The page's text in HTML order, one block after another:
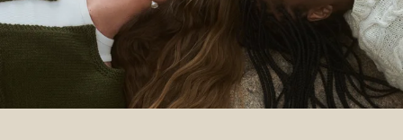
Nalle
Wonder Wool
Hehku
1 = ohuin, 7 = paksuin
1. Lace
2. 4-ply
3. Sport
4. DK
5. Aran
SESONGIN MALLISTOT
SS26 Kirsikka
Simberg & Hanna
Sumari
SS26 Hyvän olon
neuleet
INSPIROIDU
Yhteisö
Ajankohtaista
Tilaa uutiskirje